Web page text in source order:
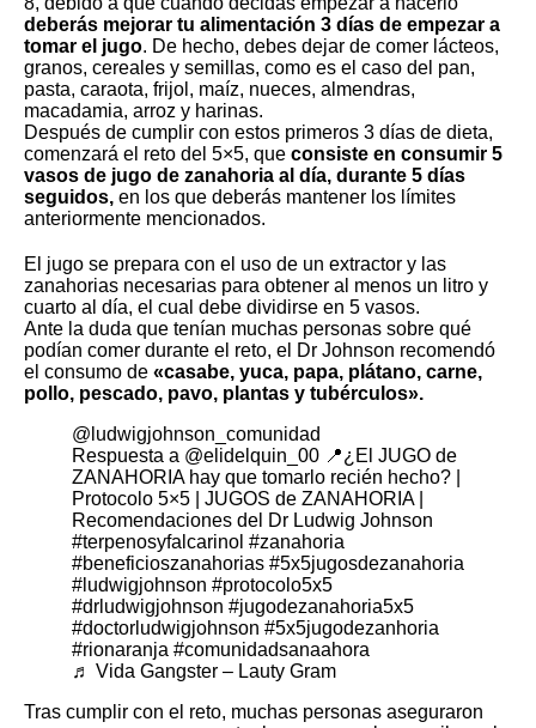
deberás mejorar tu alimentación 3 días de empezar a
tomar el jugo. De hecho, debes dejar de comer lácteos,
granos, cereales y semillas, como es el caso del pan,
pasta, caraota, frijol, maíz, nueces, almendras,
macadamia, arroz y harinas.
Después de cumplir con estos primeros 3 días de dieta,
comenzará el reto del 5×5, que consiste en consumir 5
vasos de jugo de zanahoria al día, durante 5 días
seguidos, en los que deberás mantener los límites
anteriormente mencionados.
El jugo se prepara con el uso de un extractor y las
zanahorias necesarias para obtener al menos un litro y
cuarto al día, el cual debe dividirse en 5 vasos.
Ante la duda que tenían muchas personas sobre qué
podían comer durante el reto, el Dr Johnson recomendó
el consumo de «casabe, yuca, papa, plátano, carne,
pollo, pescado, pavo, plantas y tubérculos».
@ludwigjohnson_comunidad
Respuesta a @elidelquin_00 📍¿El JUGO de
ZANAHORIA hay que tomarlo recién hecho? |
Protocolo 5×5 | JUGOS de ZANAHORIA |
Recomendaciones del Dr Ludwig Johnson
#terpenosyfalcarinol #zanahoria
#beneficioszanahorias #5x5jugosdezanahoria
#ludwigjohnson #protocolo5x5
#drludwigjohnson #jugodezanahoria5x5
#doctorludwigjohnson #5x5jugodezanhoria
#rionaranja #comunidadsanaahora
♬ Vida Gangster – Lauty Gram
Tras cumplir con el reto, muchas personas aseguraron